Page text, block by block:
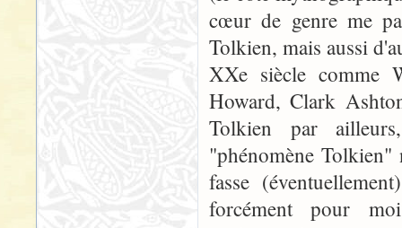
cœur de genre me
Tolkien, mais aussi
XXe siècle comme
Howard, Clark
Tolkien par
"phénomène Tolkien"
fasse
forcément pour